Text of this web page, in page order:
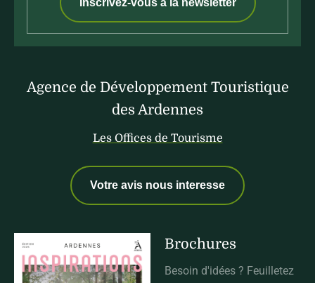
Inscrivez-vous à la newsletter
Agence de Développement Touristique
des Ardennes
Les Offices de Tourisme
Votre avis nous interesse
Brochures
Besoin d'idées ? Feuilletez